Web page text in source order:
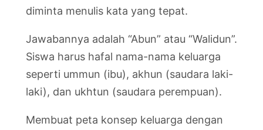
diminta menulis kata yang tepat.
Jawabannya adalah “Abun” atau “Walidun”.
Siswa harus hafal nama-nama keluarga
seperti ummun (ibu), akhun (saudara laki-
laki), dan ukhtun (saudara perempuan).
Membuat peta konsep keluarga dengan